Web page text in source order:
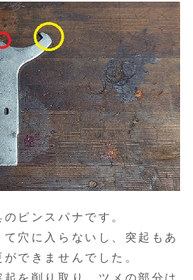
ピンスパナです。
穴に入らないし、突起もあ
できませんでした。